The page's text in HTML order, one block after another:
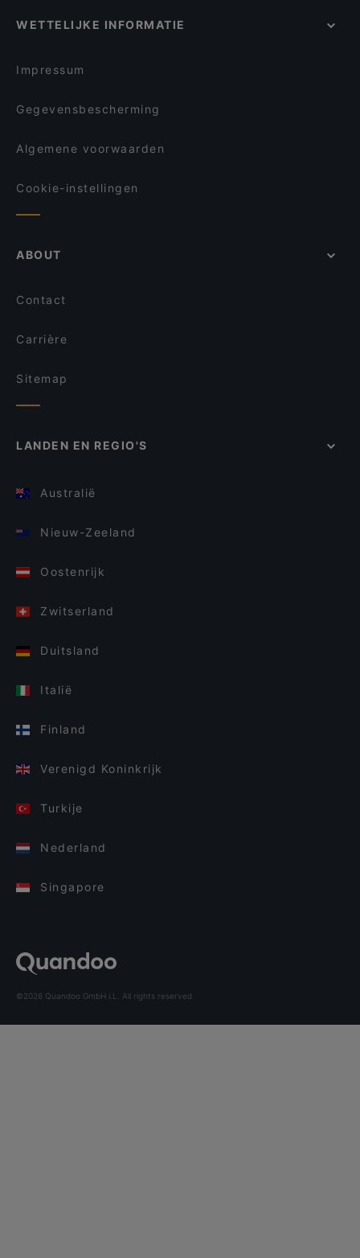
Maya Grill Steakhouse Amsterdam
Gezellige Restaurants in Amsterdam
WETTELIJKE INFORMATIE
Impressum
Gegevensbescherming
Algemene voorwaarden
Cookie-instellingen
ABOUT
Contact
Carrière
Sitemap
LANDEN EN REGIO'S
Australië
Nieuw-Zeeland
Oostenrijk
Zwitserland
Duitsland
Italië
Finland
Verenigd Koninkrijk
Turkije
Nederland
Singapore
©2026 Quandoo GmbH i.L. All rights reserved